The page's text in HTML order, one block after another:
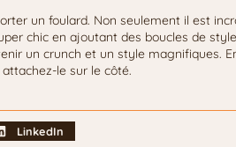
un foulard. Non seulement il est
chic en ajoutant des boucles de
un crunch et un style magnifiques.
le sur le côté.
LinkedIn